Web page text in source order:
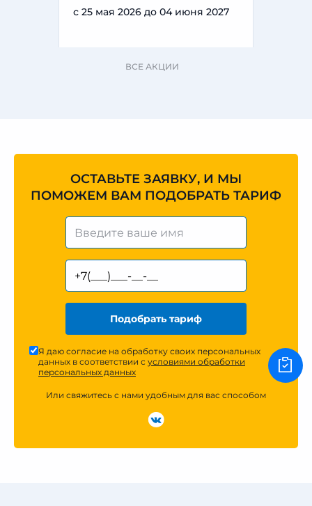
с 25 мая 2026 до 04 июня 2027
ВСЕ АКЦИИ
ОСТАВЬТЕ ЗАЯВКУ, И МЫ
ПОМОЖЕМ ВАМ ПОДОБРАТЬ ТАРИФ
Подобрать тариф
Я даю согласие на обработку своих персональных
данных в соответствии с условиями обработки
персональных данных
Или свяжитесь с нами удобным для вас способом